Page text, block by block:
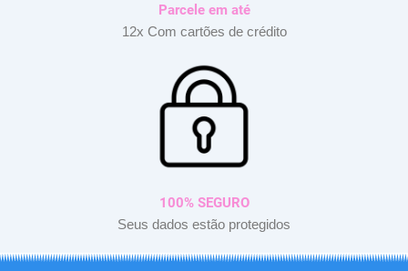
Parcele em até
12x Com cartões de crédito
100% SEGURO
Seus dados estão protegidos